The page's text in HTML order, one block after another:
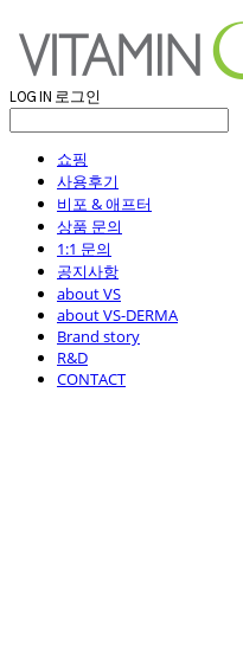
LOG IN 로그인
쇼핑
사용후기
비포 & 애프터
상품 문의
1:1 문의
공지사항
about VS
about VS-DERMA
Brand story
R&D
CONTACT